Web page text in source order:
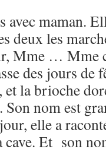
avec maman.
deux les
Mme … Mme
des jours de
la brioche
Son nom est
elle a
cave. Et son